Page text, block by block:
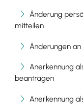
Änderung
mitteilen
Änderungen
Anerkennung
beantragen
Anerkennung